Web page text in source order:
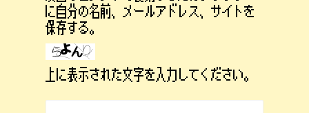
に自分の名前、メールアドレス、サイトを
保存する。
上に表示された文字を入力してください。